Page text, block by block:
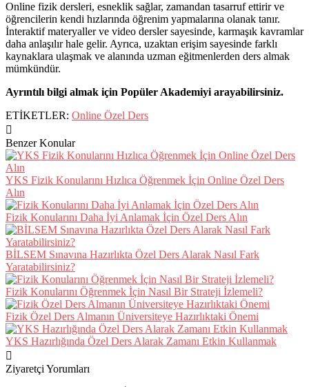
Online fizik dersleri, esneklik sağlar, zamandan tasarruf ettirir ve
öğrencilerin kendi hızlarında öğrenim yapmalarına olanak tanır.
İnteraktif materyaller ve video dersler sayesinde, karmaşık kavramlar
daha anlaşılır hale gelir. Ayrıca, uzaktan erişim sayesinde farklı
kaynaklara ulaşmak ve alanında uzman eğitmenlerden ders almak
mümkündür.
Ayrıntılı bilgi almak için Popüler Akademiyi arayabilirsiniz.
ETİKETLER: Online Özel Ders
Benzer Konular
YKS Fizik Konularını Hızlıca Öğrenmek İçin Online Özel Ders
Alın
Fizik Konularını Daha İyi Anlamak İçin Özel Ders Alın
BİLSEM Sınavına Hazırlıkta Özel Ders Alarak Nasıl Fark
Yaratabilirsiniz?
Fizik Konularını Öğrenmek İçin Nasıl Bir Strateji İzlemeli?
Fizik Özel Ders Almanın Üniversiteye Hazırlıktaki Önemi
YKS Hazırlığında Özel Ders Alarak Zamanı Etkin Kullanmak
Ziyaretçi Yorumları